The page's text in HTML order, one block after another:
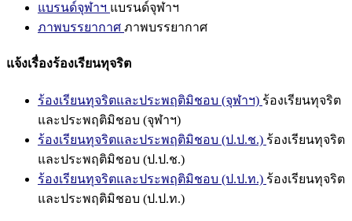
แบรนด์จุฬาฯ แบรนด์จุฬาฯ
ภาพบรรยากาศ ภาพบรรยากาศ
แจ้งเรื่องร้องเรียนทุจริต
ร้องเรียนทุจริตและประพฤติมิชอบ (จุฬาฯ) ร้องเรียนทุจริต
และประพฤติมิชอบ (จุฬาฯ)
ร้องเรียนทุจริตและประพฤติมิชอบ (ป.ป.ช.) ร้องเรียนทุจริต
และประพฤติมิชอบ (ป.ป.ช.)
ร้องเรียนทุจริตและประพฤติมิชอบ (ป.ป.ท.) ร้องเรียนทุจริต
และประพฤติมิชอบ (ป.ป.ท.)